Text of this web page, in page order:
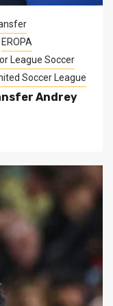
EROPA
League Soccer
Soccer League
Andrey